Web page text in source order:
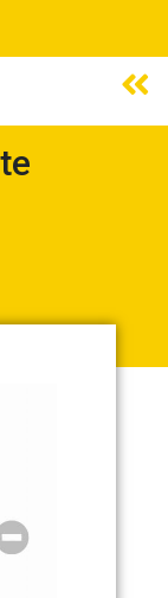
DE TRAFICO